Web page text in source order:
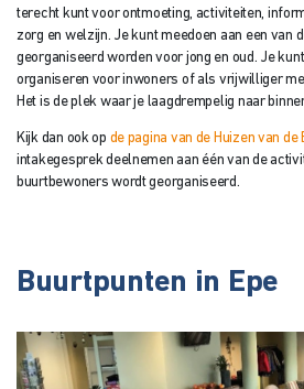
terecht kunt voor ontmoeting, activiteiten,
zorg en welzijn. Je kunt meedoen aan een van
georganiseerd worden voor jong en oud. Je
organiseren voor inwoners of als vrijwilliger
Het is de plek waar je laagdrempelig naar
Kijk dan ook op de pagina van de Huizen van de
intakegesprek deelnemen aan één van de
buurtbewoners wordt georganiseerd.
Buurtpunten in Epe